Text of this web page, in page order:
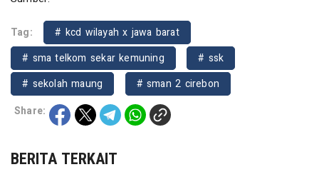
Tag:
# kcd wilayah x jawa barat
# sma telkom sekar kemuning
# ssk
# sekolah maung
# sman 2 cirebon
Share:
BERITA TERKAIT